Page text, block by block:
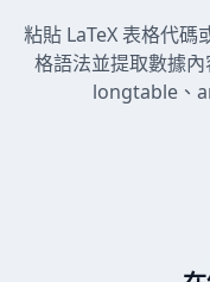
粘貼 LaTeX 表格代碼
格語法並提取數據
longtable、